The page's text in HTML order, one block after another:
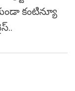
కంటిన్యూ